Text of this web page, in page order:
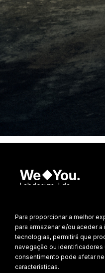
Para proporcionar a melhor
para armazenar e/ou aceder
tecnologias, permitirá que
navegação ou identificadores
consentimento pode afetar
características.
Labdesign, Lda.
Política de Privacidade